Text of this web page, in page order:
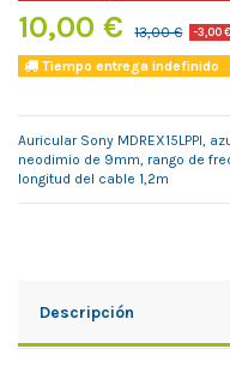
10,00 € 13,00 € -3,00 €
Tiempo entrega
Auricular Sony MDREX15LPPI,
neodimio de 9mm, rango de
longitud del cable 1,2m
Descripción